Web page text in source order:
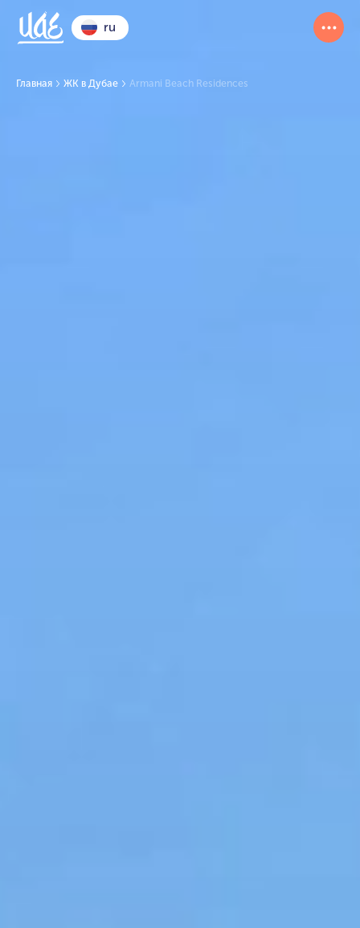
ru
Главная ЖК в Дубае Armani Beach Residences